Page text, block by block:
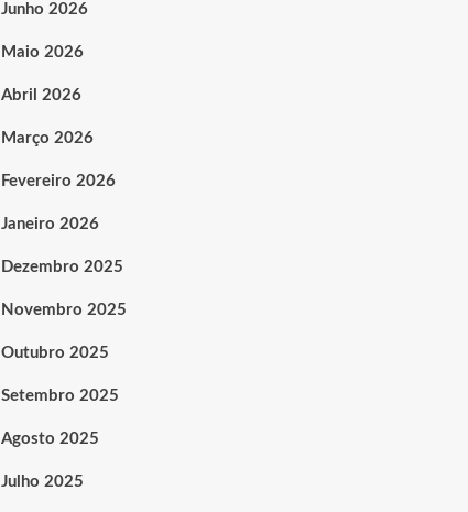
Junho 2026
Maio 2026
Abril 2026
Março 2026
Fevereiro 2026
Janeiro 2026
Dezembro 2025
Novembro 2025
Outubro 2025
Setembro 2025
Agosto 2025
Julho 2025